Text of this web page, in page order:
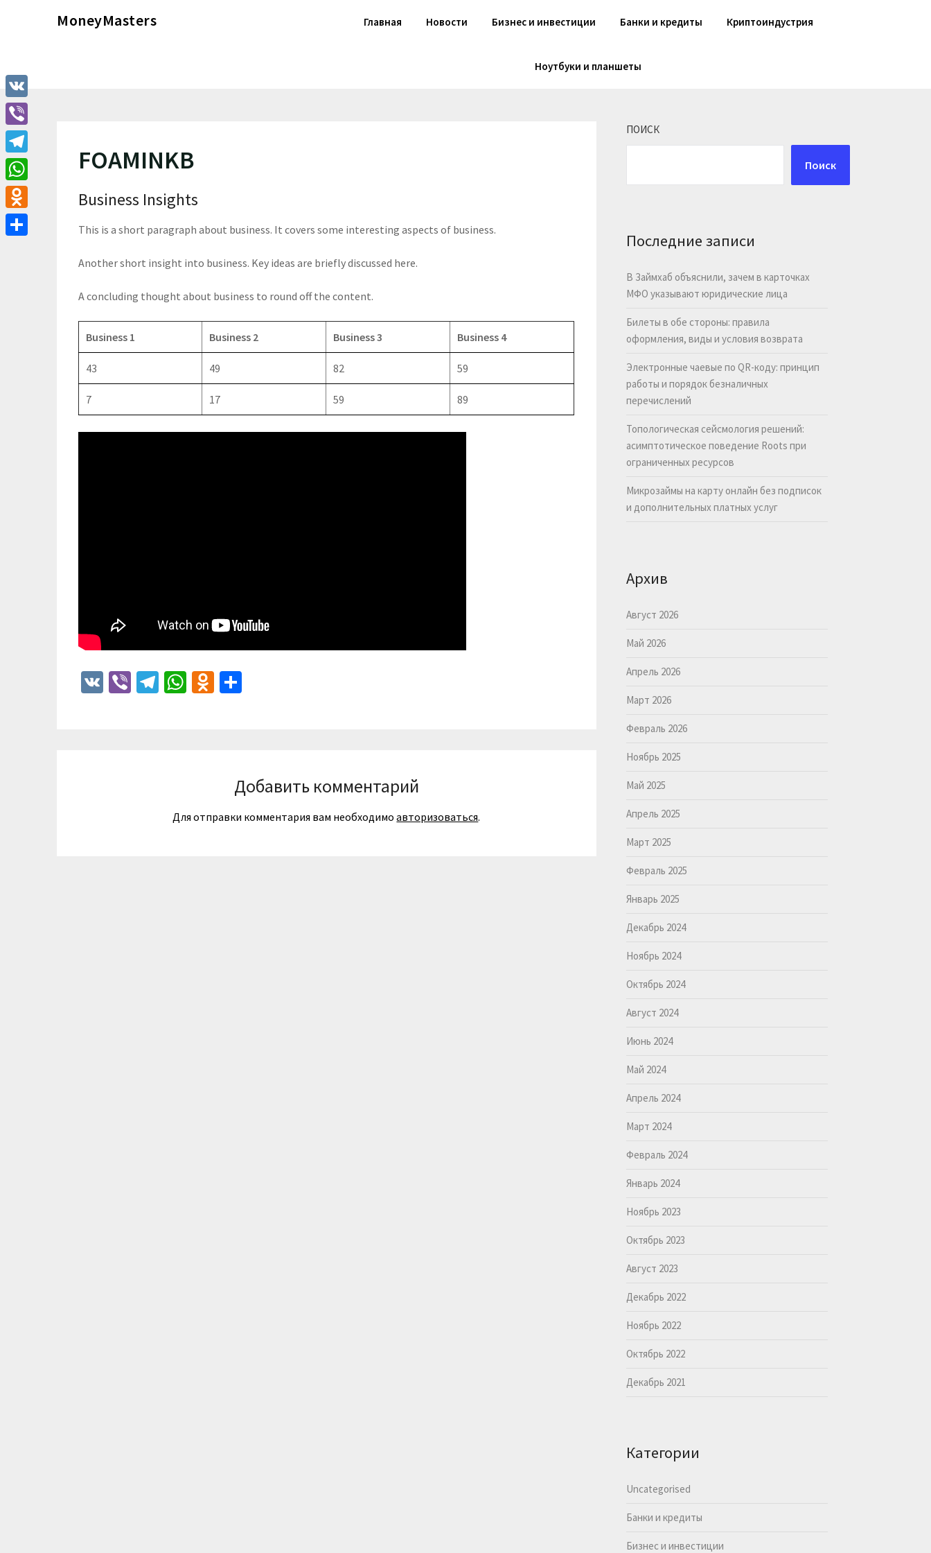
MoneyMasters Главная Новости Бизнес и инвестиции Банки и кредиты Криптоиндустрия
Ноутбуки и планшеты
FOAMINKB
Business Insights
This is a short paragraph about business. It covers some interesting aspects of business.
Another short insight into business. Key ideas are briefly discussed here.
A concluding thought about business to round off the content.
Business 1 Business 2 Business 3 Business 4
43 49 82 59
7 17 59 89
VK ViberTelegram
WhatsApp
Odnoklassniki
Добавить комментарий
Для отправки комментария вам необходимоавторизоваться.
ПОИСК
Поиск
Последние записи
В Займхаб объяснили, зачем в карточках
МФО указывают юридические лица
Билеты в обе стороны: правила
оформления, виды и условия возврата
Электронные чаевые по QR-коду: принцип
работы и порядок безналичных
перечислений
Топологическая сейсмология решений:
асимптотическое поведение Roots при
ограниченных ресурсов
Микрозаймы на карту онлайн без подписок
и дополнительных платных услуг
Архив
Август 2026
Май 2026
Апрель 2026
Март 2026
Февраль 2026
Ноябрь 2025
Май 2025
Апрель 2025
Март 2025
Февраль 2025
Январь 2025
Декабрь 2024
Ноябрь 2024
Октябрь 2024
Август 2024
Июнь 2024
Май 2024
Апрель 2024
Март 2024
Февраль 2024
Январь 2024
Ноябрь 2023
Октябрь 2023
Август 2023
Декабрь 2022
Ноябрь 2022
Октябрь 2022
Декабрь 2021
Категории
Uncategorised
Банки и кредиты
Бизнес и инвестиции
VK
Viber
Telegram
WhatsApp
Odnoklassniki